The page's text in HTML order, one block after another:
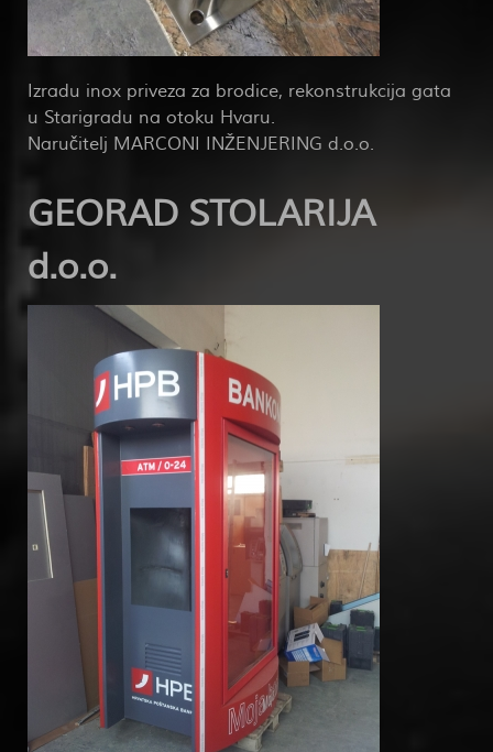
Izradu inox priveza za brodice, rekonstrukcija gata
u Starigradu na otoku Hvaru.
Naručitelj MARCONI INŽENJERING d.o.o.
GEORAD STOLARIJA
d.o.o.